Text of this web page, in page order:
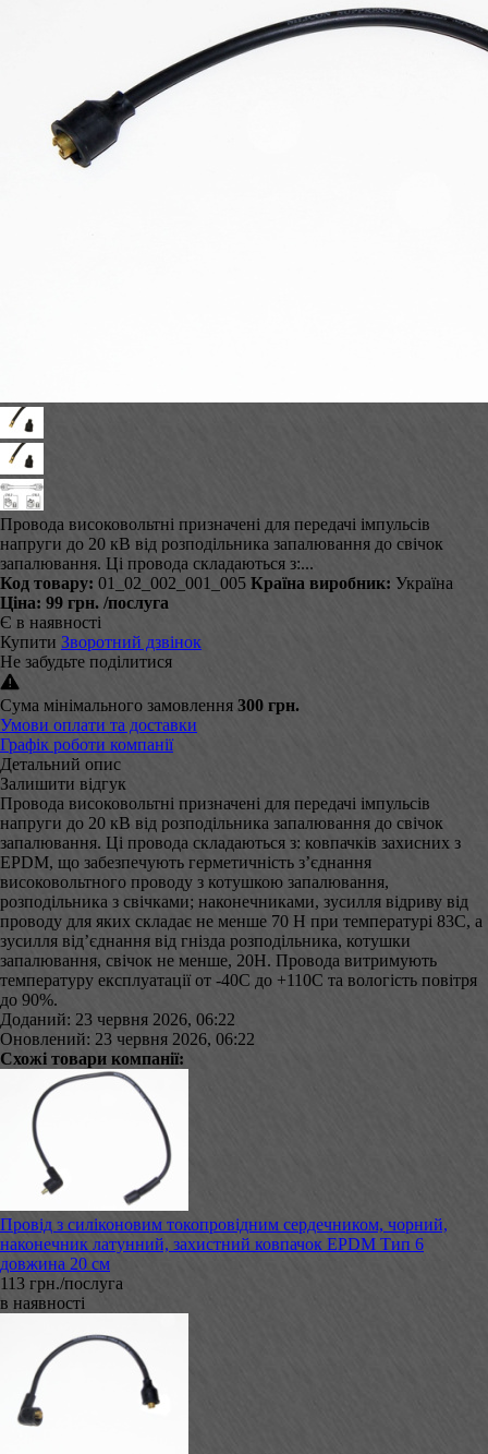
Провода високовольтні призначені для передачі імпульсів
напруги до 20 кВ від розподільника запалювання до свічок
запалювання. Ці провода складаються з:...
Код товару: 01_02_002_001_005 Країна виробник: Україна
Ціна: 99 грн. /послуга
Є в наявності
Купити Зворотний дзвінок
Не забудьте поділитися
Сума мінімального замовлення 300 грн.
Умови оплати та доставки
Графік роботи компанії
Детальний опис
Залишити відгук
Провода високовольтні призначені для передачі імпульсів
напруги до 20 кВ від розподільника запалювання до свічок
запалювання. Ці провода складаються з: ковпачків захисних з
EPDM, що забезпечують герметичність з’єднання
високовольтного проводу з котушкою запалювання,
розподільника з свічками; наконечниками, зусилля відриву від
проводу для яких складає не менше 70 Н при температурі 83С, а
зусилля від’єднання від гнізда розподільника, котушки
запалювання, свічок не менше, 20Н. Провода витримують
температуру експлуатації от -40С до +110С та вологість повітря
до 90%.
Доданий: 23 червня 2026, 06:22
Оновлений: 23 червня 2026, 06:22
Схожі товари компанії:
Провід з силіконовим токопровідним сердечником, чорний,
наконечник латунний, захистний ковпачок EPDM Тип 6
довжина 20 см
113 грн./послуга
в наявності